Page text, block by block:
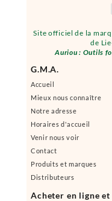
Site officiel de la
de
Auriou : Outils
G.M.A.
Accueil
Mieux nous connaître
Notre adresse
Horaires d'accueil
Venir nous voir
Contact
Produits et marques
Distributeurs
Acheter en ligne